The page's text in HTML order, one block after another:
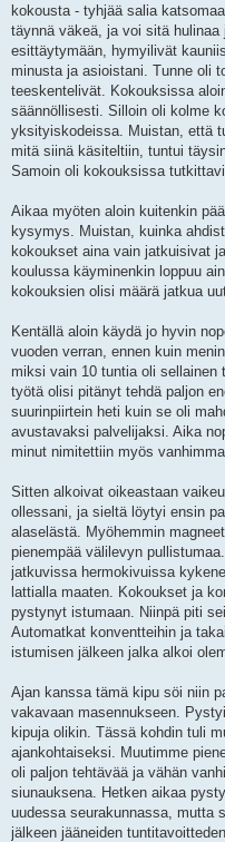
kokousta - tyhjää salia
täynnä väkeä, ja voi sitä
esittäytymään, hymyilivät
minusta ja asioistani. Tunne oli
teeskentelivät. Kokouksissa
säännöllisesti. Silloin oli kolme
yksityiskodeissa. Muistan, että
mitä siinä käsiteltiin, tuntui
Samoin oli kokouksissa
Aikaa myöten aloin kuitenkin
kysymys. Muistan, kuinka
kokoukset aina vain jatkuisivat
koulussa käyminenkin loppuu
kokouksien olisi määrä jatkua
Kentällä aloin käydä jo hyvin
vuoden verran, ennen kuin
miksi vain 10 tuntia oli sellainen
työtä olisi pitänyt tehdä paljon
suurinpiirtein heti kuin se oli
avustavaksi palvelijaksi. Aika
minut nimitettiin myös
Sitten alkoivat oikeastaan
ollessani, ja sieltä löytyi ensin
alaselästä. Myöhemmin
pienempää välilevyn
jatkuvissa hermokivuissa
lattialla maaten. Kokoukset ja
pystynyt istumaan. Niinpä piti
Automatkat konventteihin ja
istumisen jälkeen jalka alkoi
Ajan kanssa tämä kipu söi niin
vakavaan masennukseen.
kipuja olikin. Tässä kohdin tuli
ajankohtaiseksi. Muutimme
oli paljon tehtävää ja vähän
siunauksena. Hetken aikaa
uudessa seurakunnassa, mutta
jälkeen jääneiden